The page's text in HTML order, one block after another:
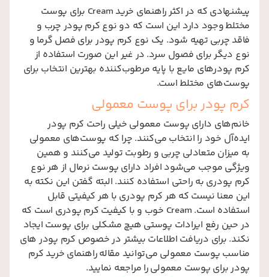
پیشنهادی که در اکثر راهنمای خرید Cream برای پوست
مختلط وجود دارد این است که دو نوع کرم پودر چرب و
فاقد چربی تهیه شود. یک نوع کرم پودر برای فصل گرما و
نوع دیگر برای فصول سرد. در غیر این صورت استفاده از
کرم پودرهای مایع با پایه مرطوب‌کننده بهترین انتخاب برای
پوست‌های مختلط است.
کرم پودر برای پوست معمولی
خانم‌های دارای پوست معمولی خیلی راحت کرم پودر
ایده‌آل خود را انتخاب می‌کنند. چرا که پوست‌های معمولی
به میزان متعادلی چربی و رطوبت تولید می‌کنند و همین
ویژگی موجب می‌شود افراد دارای پوست نرمال از هر نوع
کرم پودری به راحتی استفاده کنند. البته گفتن این نکته به
این معنا نیست که هر کرم پودری با هر کیفیتی قابل
استفاده است. Cream خوب و با کیفیت کرم پودری است که
در حین رفع ایرادات پوستی هیچ مشکلی برای پوست ایجاد
نکند. برای دریافت اطلاعات بیشتر در خصوص کرم پودر های
مناسب پوست معمولی می‌توانید مقاله راهنمای خرید کرم
پودر برای پوست معمولی را مراجعه نمایید.